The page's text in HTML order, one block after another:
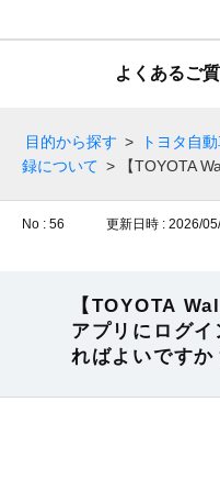
よくあるご
目的から探す > トヨタ自
録について > 【TOYOTA
No : 56 更新日時 : 2026/
【TOYOTA
アプリにログ
ればよいですか